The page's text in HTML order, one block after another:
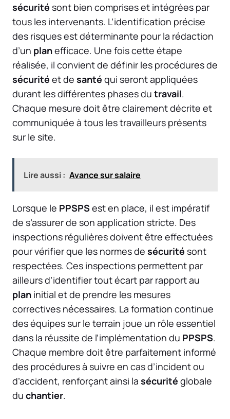
sécurité sont bien comprises et intégrées par
tous les intervenants. L’identification précise
des risques est déterminante pour la rédaction
d’un planefficace. Une fois cette étape
réalisée, il convient de définir les procédures de
sécurité et de santé qui seront appliquées
durant les différentes phases du travail.
Chaque mesure doit être clairement décrite et
communiquée à tous les travailleurs présents
sur le site.
Lire aussi : Avance sur salaire
Lorsque le PPSPSest en place, il est impératif
de s’assurer de son application stricte. Des
inspections régulières doivent être effectuées
pour vérifier que les normes de sécurité sont
respectées. Ces inspections permettent par
ailleurs d’identifier tout écart par rapport au
plan initial et de prendre les mesures
correctives nécessaires. La formation continue
des équipes sur le terrain joue un rôle essentiel
dans la réussite de l’implémentation du PPSPS.
Chaque membre doit être parfaitement informé
des procédures à suivre en cas d’incident ou
d’accident, renforçant ainsi la sécurité globale
du chantier.